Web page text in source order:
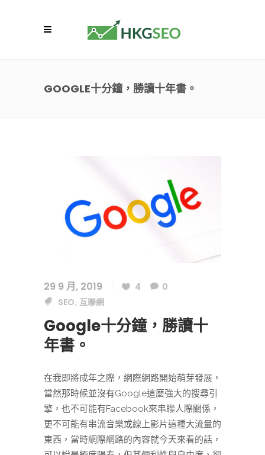
GOOGLE十分鐘，勝讀十年書。
29 9 月, 2019 4
0
SEO, 互聯網
Google十分鐘，勝讀十
年書。
在我即將成年之際，網際網路開始萌芽發展，
當然那時候並沒有Google這麼強大的搜尋引
擎，也不可能有Facebook來串聯人際關係，
更不可能有串流音樂或線上影片這種大流量的
東西，當時網際網路的內容就今天來看的話，